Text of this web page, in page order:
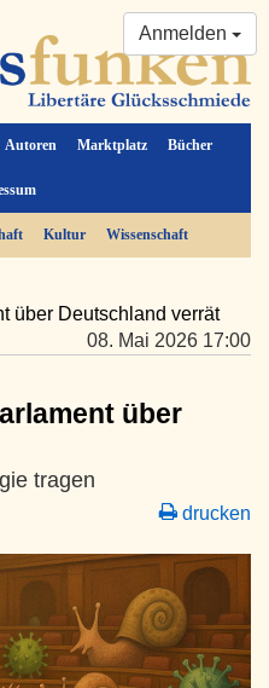
Autoren Marktplatz Bücher
Anmelden
Kultur Wissenschaft
über Deutschland verrät
08. Mai 2026 17:00
über
tragen
drucken